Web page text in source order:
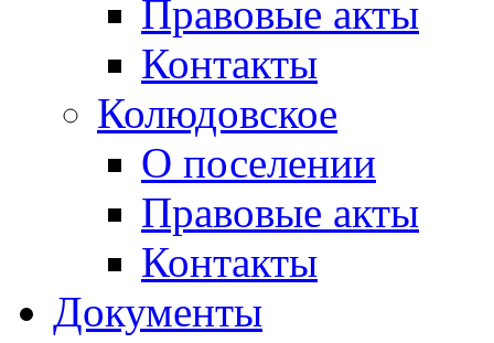
Правовые акты
Контакты
Колюдовское
О поселении
Правовые акты
Контакты
Документы